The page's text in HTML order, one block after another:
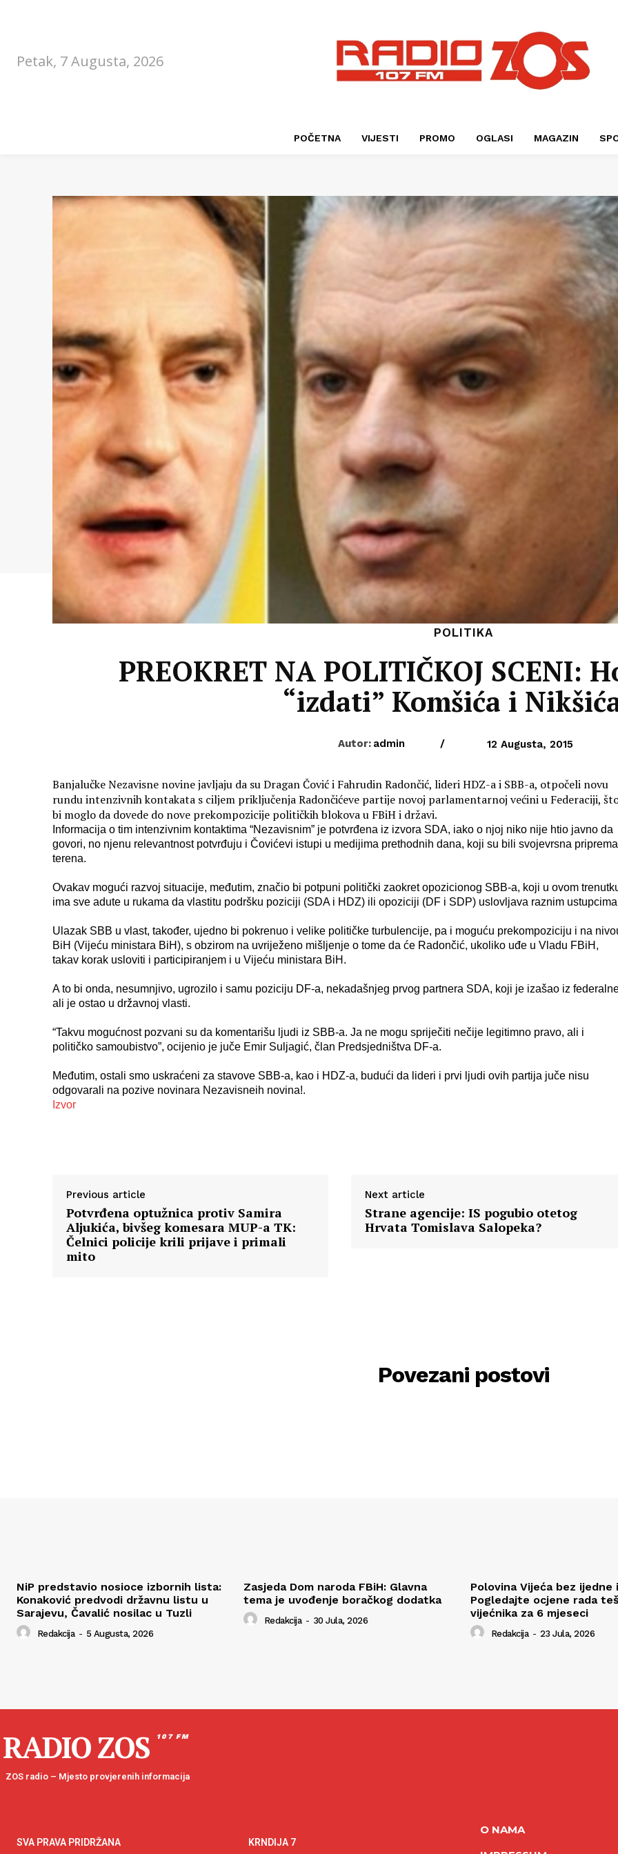
Petak, 7 Augusta, 2026
POČETNA VIJESTI PROMO OGLASI MAGAZIN
POLITIKA
PREOKRET NA POLITIČKOJ SCENI:
“izdati” Komšića i
Autor: admin / 12 Augusta, 2015
Banjalučke Nezavisne novine javljaju da su Dragan Čović i Fahrudin Radončić, lideri HDZ-a i SBB-a, otpočeli novu
rundu intenzivnih kontakata s ciljem priključenja Radončićeve partije novoj parlamentarnoj većini u Federaciji,
bi moglo da dovede do nove prekompozicije političkih blokova u FBiH i državi.
Informacija o tim intenzivnim kontaktima “Nezavisnim” je potvrđena iz izvora SDA, iako o njoj niko nije htio javno da
govori, no njenu relevantnost potvrđuju i Čovićevi istupi u medijima prethodnih dana, koji su bili svojevrsna priprema
terena.
Ovakav mogući razvoj situacije, međutim, značio bi potpuni politički zaokret opozicionog SBB-a, koji u ovom
ima sve adute u rukama da vlastitu podršku poziciji (SDA i HDZ) ili opoziciji (DF i SDP) uslovljava raznim
Ulazak SBB u vlast, također, ujedno bi pokrenuo i velike političke turbulencije, pa i moguću prekompoziciju i na
BiH (Vijeću ministara BiH), s obzirom na uvriježeno mišljenje o tome da će Radončić, ukoliko uđe u Vladu FBiH,
takav korak usloviti i participiranjem i u Vijeću ministara BiH.
A to bi onda, nesumnjivo, ugrozilo i samu poziciju DF-a, nekadašnjeg prvog partnera SDA, koji je izašao iz
ali je ostao u državnoj vlasti.
“Takvu mogućnost pozvani su da komentarišu ljudi iz SBB-a. Ja ne mogu spriječiti nečije legitimno pravo, ali i
političko samoubistvo”, ocijenio je juče Emir Suljagić, član Predsjedništva DF-a.
Međutim, ostali smo uskraćeni za stavove SBB-a, kao i HDZ-a, budući da lideri i prvi ljudi ovih partija juče nisu
odgovarali na pozive novinara Nezavisneih novina!.
Izvor
Previous article
Potvrđena optužnica protiv Samira
Aljukića, bivšeg komesara MUP-a TK:
Čelnici policije krili prijave i primali
mito
Next article
Strane agencije: IS pogubio otetog
Hrvata Tomislava Salopeka?
Povezani postovi
NiP predstavio nosioce izbornih lista:
Konaković predvodi državnu listu u
Sarajevu, Čavalić nosilac u Tuzli
Redakcija - 5 Augusta, 2026
Zasjeda Dom naroda FBiH: Glavna
tema je uvođenje boračkog dodatka
Redakcija - 30 Jula, 2026
Polovina Vijeća bez ijedne
Pogledajte ocjene rada
vijećnika za 6 mjeseci
Redakcija - 23 Jula, 2026
RADIO ZOS 107 FM
ZOS radio – Mjesto provjerenih informacija
SVA PRAVA PRIDRŽANA KRNDIJA 7
O NAMA